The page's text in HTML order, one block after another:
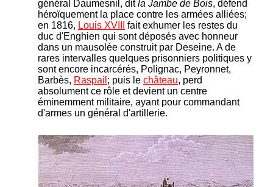
général Daumesnil, ditla Jambe de Bois, défend
héroïquement la place contre les armées alliées;
en 1816, Louis XVIII
fait exhumer les restes du
duc d'Enghien qui sont déposés avec honneur
dans un mausolée construit par Deseine. A de
rares intervalles quelques prisonniers politiques y
sont encore incarcérés, Polignac, Peyronnet,
Barbès, Raspail ; puis le château, perd
absolument ce rôle et devient un centre
éminemment militaire, ayant pour commandant
d'armes un général d'artillerie.
-